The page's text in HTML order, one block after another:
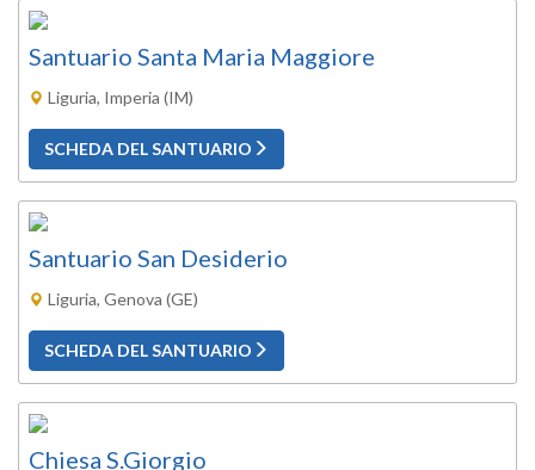
Santuario Santa Maria Maggiore
Liguria, Imperia (IM)
SCHEDA DEL SANTUARIO
Santuario San Desiderio
Liguria, Genova (GE)
SCHEDA DEL SANTUARIO
Chiesa S.Giorgio